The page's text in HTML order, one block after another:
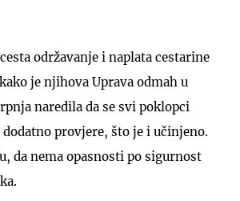
održavanje i naplata cestarine
je njihova Uprava odmah u
naredila da se svi poklopci
provjere, što je i učinjeno.
da nema opasnosti po sigurnost